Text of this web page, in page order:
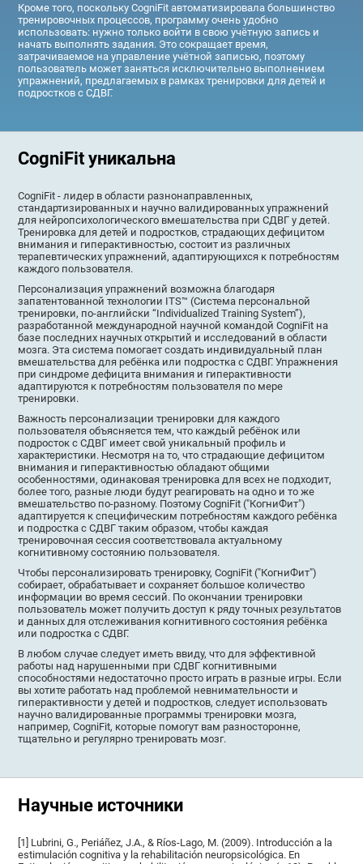
Кроме того, поскольку CogniFit автоматизировала большинство
тренировочных процессов, программу очень удобно
использовать: нужно только войти в свою учётную запись и
начать выполнять задания. Это сокращает время,
затрачиваемое на управление учётной записью, поэтому
пользователь может заняться исключительно выполнением
упражнений, предлагаемых в рамках тренировки для детей и
подростков с СДВГ.
CogniFit уникальна
CogniFit - лидер в области разнонаправленных,
стандартизированных и научно валидированных упражнений
для нейропсихологического вмешательства при СДВГ у детей.
Тренировка для детей и подростков, страдающих дефицитом
внимания и гиперактивностью, состоит из различных
терапевтических упражнений, адаптирующихся к потребностям
каждого пользователя.
Персонализация упражнений возможна благодаря
запатентованной технологии ITS™ (Система персональной
тренировки, по-английски “Individualized Training System”),
разработанной международной научной командой CogniFit на
базе последних научных открытий и исследований в области
мозга. Эта система помогает создать индивидуальный план
вмешательства для ребёнка или подростка с СДВГ. Упражнения
при синдроме дефицита внимания и гиперактивности
адаптируются к потребностям пользователя по мере
тренировки.
Важность персонализации тренировки для каждого
пользователя объясняется тем, что каждый ребёнок или
подросток с СДВГ имеет свой уникальный профиль и
характеристики. Несмотря на то, что страдающие дефицитом
внимания и гиперактивностью обладают общими
особенностями, одинаковая тренировка для всех не подходит,
более того, разные люди будут реагировать на одно и то же
вмешательство по-разному. Поэтому CogniFit ("КогниФит")
адаптируется к специфическим потребностям каждого ребёнка
и подростка с СДВГ таким образом, чтобы каждая
тренировочная сессия соответствовала актуальному
когнитивному состоянию пользователя.
Чтобы персонализировать тренировку, CogniFit ("КогниФит")
собирает, обрабатывает и сохраняет большое количество
информации во время сессий. По окончании тренировки
пользователь может получить доступ к ряду точных результатов
и данных для отслеживания когнитивного состояния ребёнка
или подростка с СДВГ.
В любом случае следует иметь ввиду, что для эффективной
работы над нарушенными при СДВГ когнитивными
способностями недостаточно просто играть в разные игры. Если
вы хотите работать над проблемой невнимательности и
гиперактивности у детей и подростков, следует использовать
научно валидированные программы тренировки мозга,
например, CogniFit, которые помогут вам разносторонне,
тщательно и регулярно тренировать мозг.
Научные источники
[1] Lubrini, G., Periáñez, J.A., & Ríos-Lago, M. (2009). Introducción a la
estimulación cognitiva y la rehabilitación neuropsicológica. En